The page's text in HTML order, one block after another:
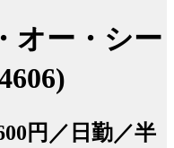
オー・シー
円／日勤／半